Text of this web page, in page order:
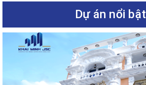
Dự án nổi bật